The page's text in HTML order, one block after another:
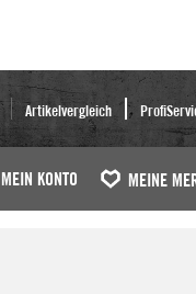
Artikelvergleich
MEIN KONTO MEINE